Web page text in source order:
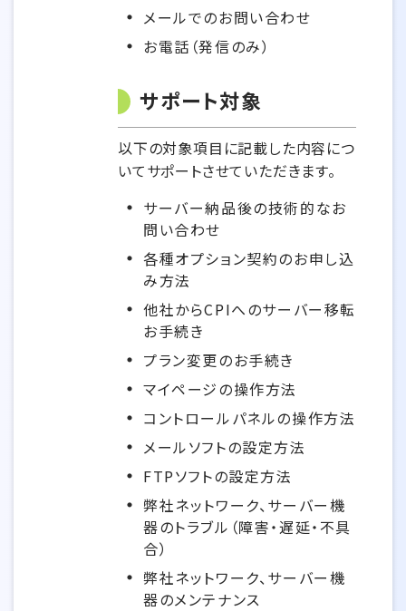
メールでのお問い合わせ
お電話（発信のみ）
サポート対象
以下の対象項目に記載した内容につ
いてサポートさせていただきます。
サーバー納品後の技術的なお
問い合わせ
各種オプション契約のお申し込
み方法
他社からCPIへのサーバー移転
お手続き
プラン変更のお手続き
マイページの操作方法
コントロールパネルの操作方法
メールソフトの設定方法
FTPソフトの設定方法
弊社ネットワーク、サーバー機
器のトラブル（障害・遅延・不具
合）
弊社ネットワーク、サーバー機
器のメンテナンス